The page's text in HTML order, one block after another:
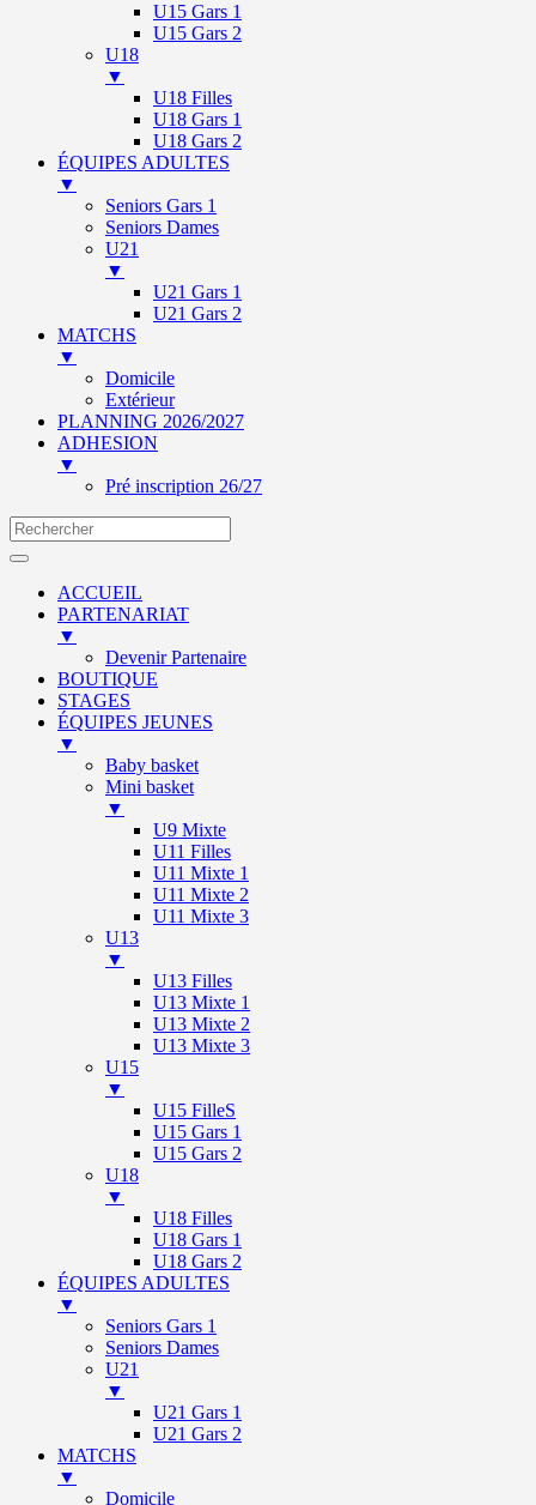
U15 Gars 1
U15 Gars 2
U18
▼
U18 Filles
U18 Gars 1
U18 Gars 2
ÉQUIPES ADULTES
▼
Seniors Gars 1
Seniors Dames
U21
▼
U21 Gars 1
U21 Gars 2
MATCHS
▼
Domicile
Extérieur
PLANNING 2026/2027
ADHESION
▼
Pré inscription 26/27
ACCUEIL
PARTENARIAT
▼
Devenir Partenaire
BOUTIQUE
STAGES
ÉQUIPES JEUNES
▼
Baby basket
Mini basket
▼
U9 Mixte
U11 Filles
U11 Mixte 1
U11 Mixte 2
U11 Mixte 3
U13
▼
U13 Filles
U13 Mixte 1
U13 Mixte 2
U13 Mixte 3
U15
▼
U15 FilleS
U15 Gars 1
U15 Gars 2
U18
▼
U18 Filles
U18 Gars 1
U18 Gars 2
ÉQUIPES ADULTES
▼
Seniors Gars 1
Seniors Dames
U21
▼
U21 Gars 1
U21 Gars 2
MATCHS
▼
Domicile